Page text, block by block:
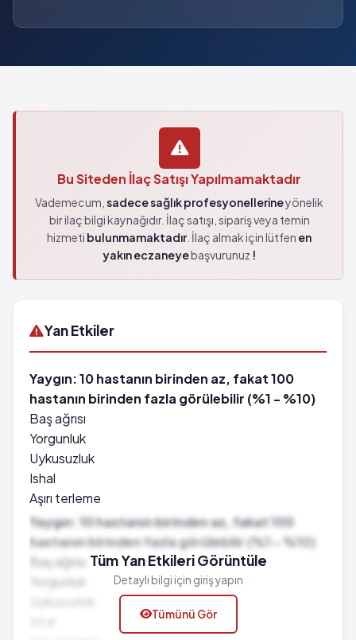
Bu Siteden İlaç Satışı Yapılmamaktadır
Vademecum, sadece sağlık profesyonellerineyönelik
bir ilaç bilgi kaynağıdır. İlaç satışı, sipariş veya temin
hizmeti bulunmamaktadır. İlaç almak için lütfen en
yakın eczaneyebaşvurunuz !
Yan Etkiler
Yaygın: 10 hastanın birinden az, fakat 100
hastanın birinden fazla görülebilir (%1 - %10)
Baş ağrısı
Yorgunluk
Uykusuzluk
Ishal
Aşırı terleme
Baş dönmesi
Kabızlık
Bulantı
Kusma
Hazımsızlık
Yaygın: 10 hastanın birinden az, fakat 100
hastanın birinden fazla görülebilir (%1 - %10)
Baş ağrısı
Yorgunluk
Tüm Yan Etkileri Görüntüle
Detaylı bilgi için giriş yapın
Tümünü Gör